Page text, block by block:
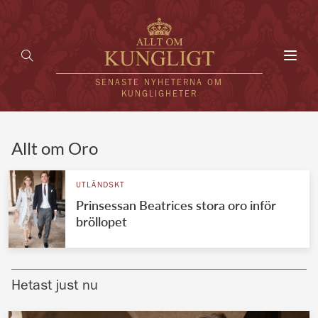
SENASTE NYHETERNA OM
KUNGLIGHETER
UTLÄNDSKT
VÄRLDENS KUNGAHUS
Brittiska kungahuset
Allt om Oro
UTLÄNDSKT
Prinsessan Beatrices stora oro inför
bröllopet
Hetast just nu